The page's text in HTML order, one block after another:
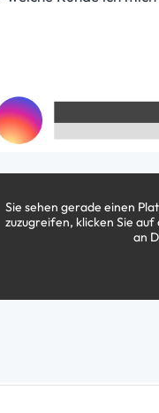
Sie sehen gerade einen
zuzugreifen, klicken Sie
an